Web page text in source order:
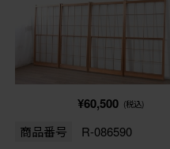
¥60,500 (税込)
商品番号 R-086590